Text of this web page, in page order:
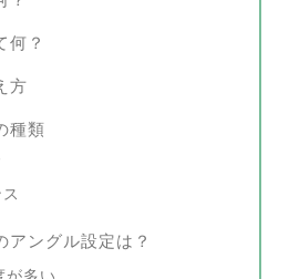
何？
方
種類
アングル設定は？